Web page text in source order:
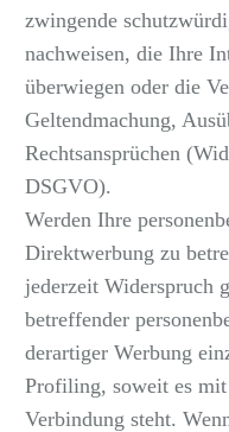
zwingende
nachweisen, die Ihre
überwiegen oder die
Geltendmachung,
Rechtsansprüchen
DSGVO).
Werden Ihre
Direktwerbung zu
jederzeit Widerspruch
betreffender
derartiger Werbung
Profiling, soweit es
Verbindung steht.